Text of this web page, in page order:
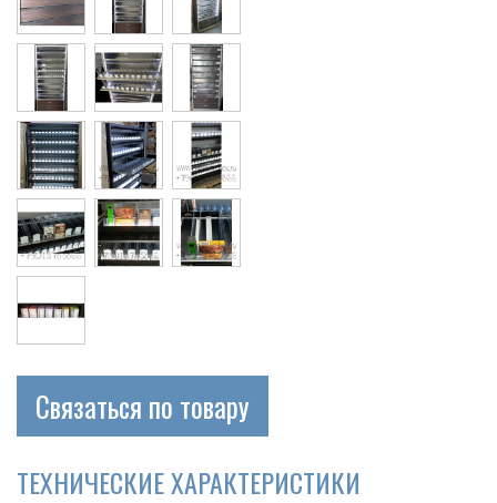
Связаться по товару
ТЕХНИЧЕСКИЕ ХАРАКТЕРИСТИКИ